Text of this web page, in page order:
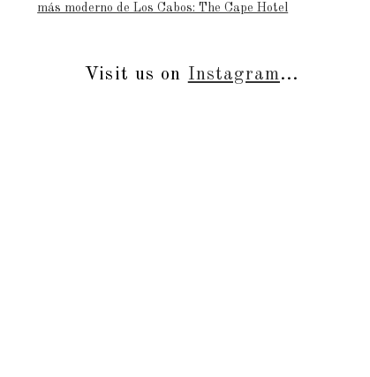
más moderno de Los Cabos: The Cape Hotel
Visit us on Instagram...